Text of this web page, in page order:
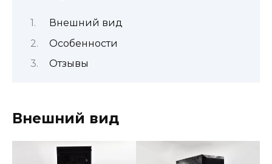
Внешний вид
Особенности
Отзывы
Внешний вид